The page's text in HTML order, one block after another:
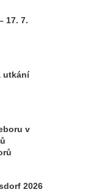
17. 7.
utkání
v
2026